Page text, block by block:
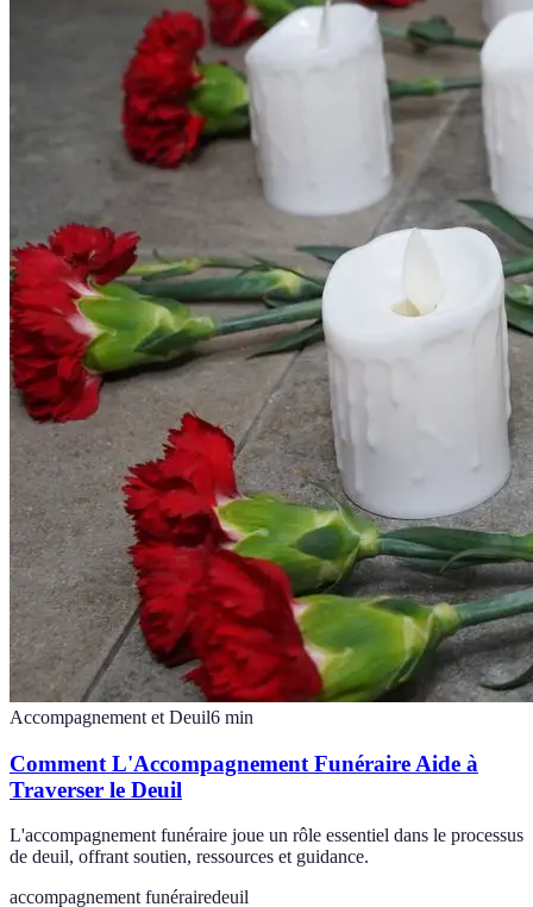
Accompagnement et Deuil6 min
Comment L'Accompagnement Funéraire Aide à
Traverser le Deuil
L'accompagnement funéraire joue un rôle essentiel dans le processus
de deuil, offrant soutien, ressources et guidance.
accompagnement funérairedeuil